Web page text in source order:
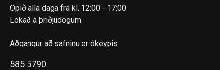
Opið alla daga frá kl. 12:00 - 17:00
Lokað á þriðjudögum
Aðgangur að safninu er ókeypis
585 5790